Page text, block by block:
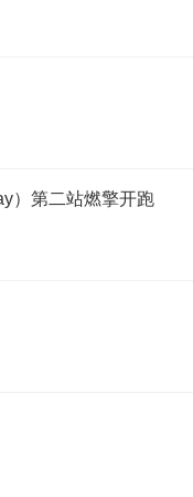
）第二站燃擎开跑